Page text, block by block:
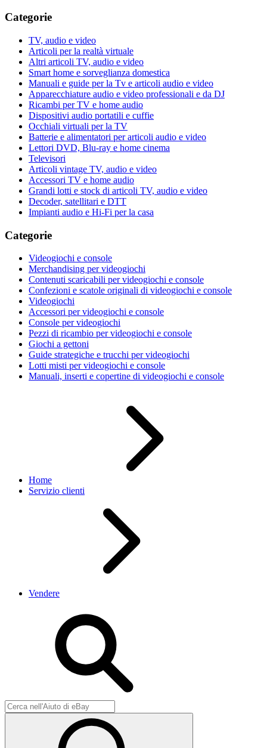
Categorie
TV, audio e video
Articoli per la realtà virtuale
Altri articoli TV, audio e video
Smart home e sorveglianza domestica
Manuali e guide per la Tv e articoli audio e video
Apparecchiature audio e video professionali e da DJ
Ricambi per TV e home audio
Dispositivi audio portatili e cuffie
Occhiali virtuali per la TV
Batterie e alimentatori per articoli audio e video
Lettori DVD, Blu-ray e home cinema
Televisori
Articoli vintage TV, audio e video
Accessori TV e home audio
Grandi lotti e stock di articoli TV, audio e video
Decoder, satellitari e DTT
Impianti audio e Hi-Fi per la casa
Categorie
Videogiochi e console
Merchandising per videogiochi
Contenuti scaricabili per videogiochi e console
Confezioni e scatole originali di videogiochi e console
Videogiochi
Accessori per videogiochi e console
Console per videogiochi
Pezzi di ricambio per videogiochi e console
Giochi a gettoni
Guide strategiche e trucchi per videogiochi
Lotti misti per videogiochi e console
Manuali, inserti e copertine di videogiochi e console
Home
Servizio clienti
Vendere